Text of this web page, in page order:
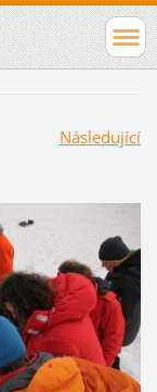
Následující